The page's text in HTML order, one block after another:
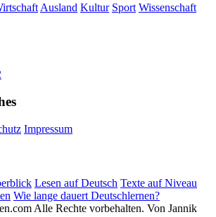
Ausland Kultur Sport Wissenschaft
Impressum
Lesen auf Deutsch Texte auf Niveau
Wie lange dauert Deutschlernen?
Alle Rechte vorbehalten. Von Jannik